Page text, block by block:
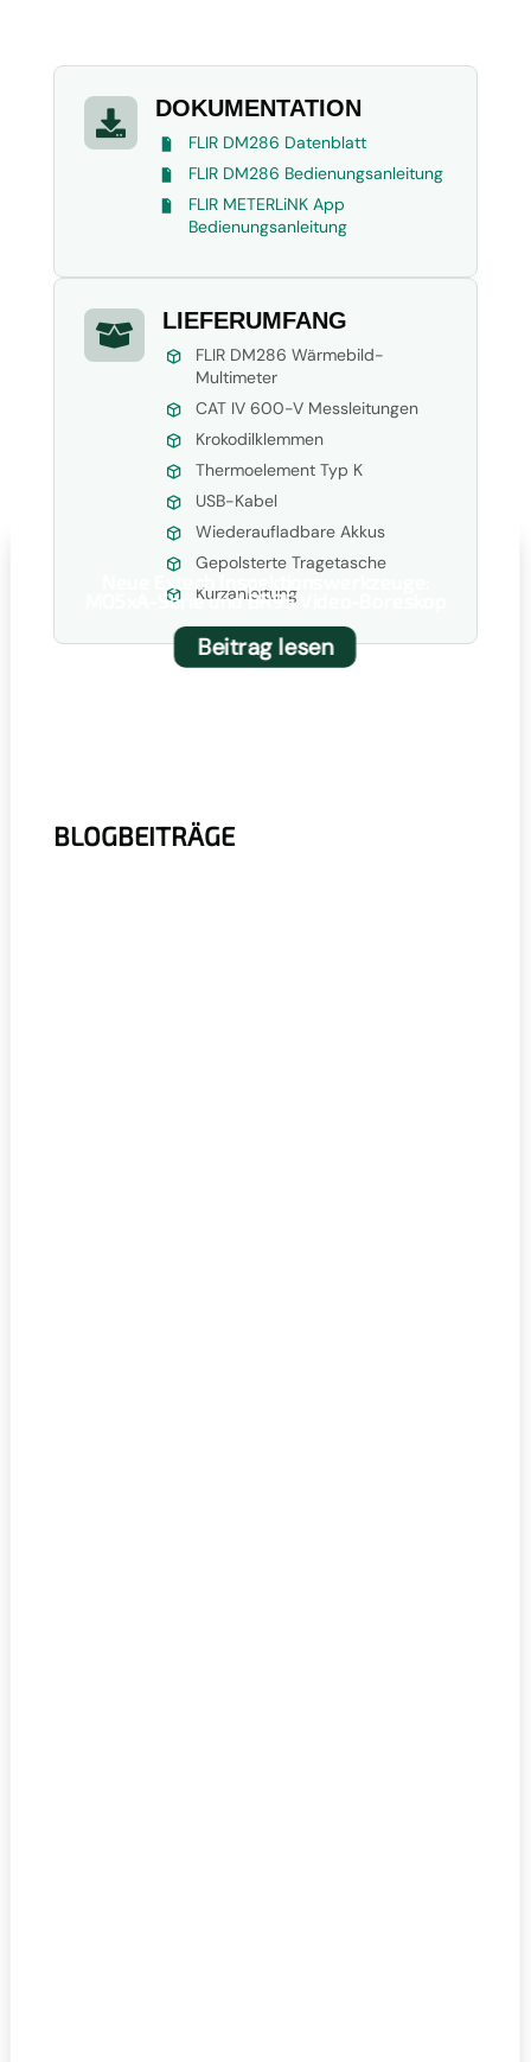
 DOKUMENTATION
FLIR DM286 Datenblatt
FLIR DM286 Bedienungsanleitung
FLIR METERLiNK App
Bedienungsanleitung
 LIEFERUMFANG
FLIR DM286 Wärmebild-
Multimeter
CAT IV 600-V Messleitungen
Krokodilklemmen
Thermoelement Typ K
USB-Kabel
Wiederaufladbare Akkus
Gepolsterte Tragetasche
Kurzanleitung
BLOGBEITRÄGE
Neue Extech Inspektionswerkzeuge:
MO5xA-Serie und BR95 Video-Boreskop
Beitrag lesen